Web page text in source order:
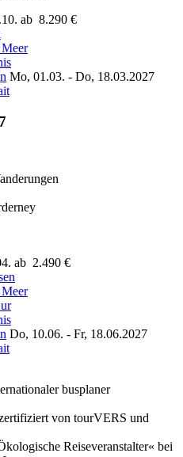
ab 8.290 €
Mo, 01.03. - Do, 18.03.2027
ab 2.490 €
Do, 10.06. - Fr, 18.06.2027
busplaner
von tourVERS und
Reiseveranstalter« bei